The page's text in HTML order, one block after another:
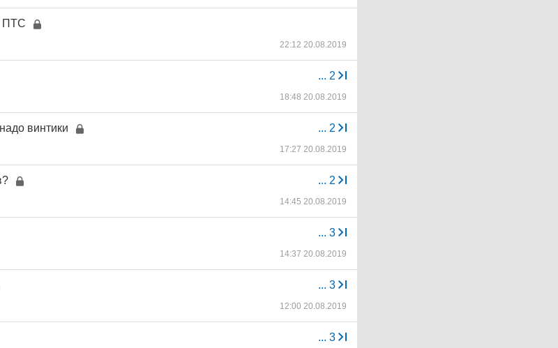
ПТС
22:12 20.08.2019
... 2
18:48 20.08.2019
... 2
винтики
17:27 20.08.2019
... 2
14:45 20.08.2019
... 3
14:37 20.08.2019
... 3
12:00 20.08.2019
... 3